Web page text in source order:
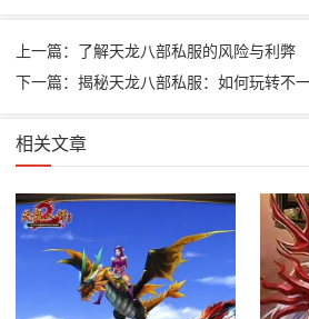
上一篇：了解天龙八部私服的风险与利弊
下一篇：揭秘天龙八部私服：如何玩转不
相关文章